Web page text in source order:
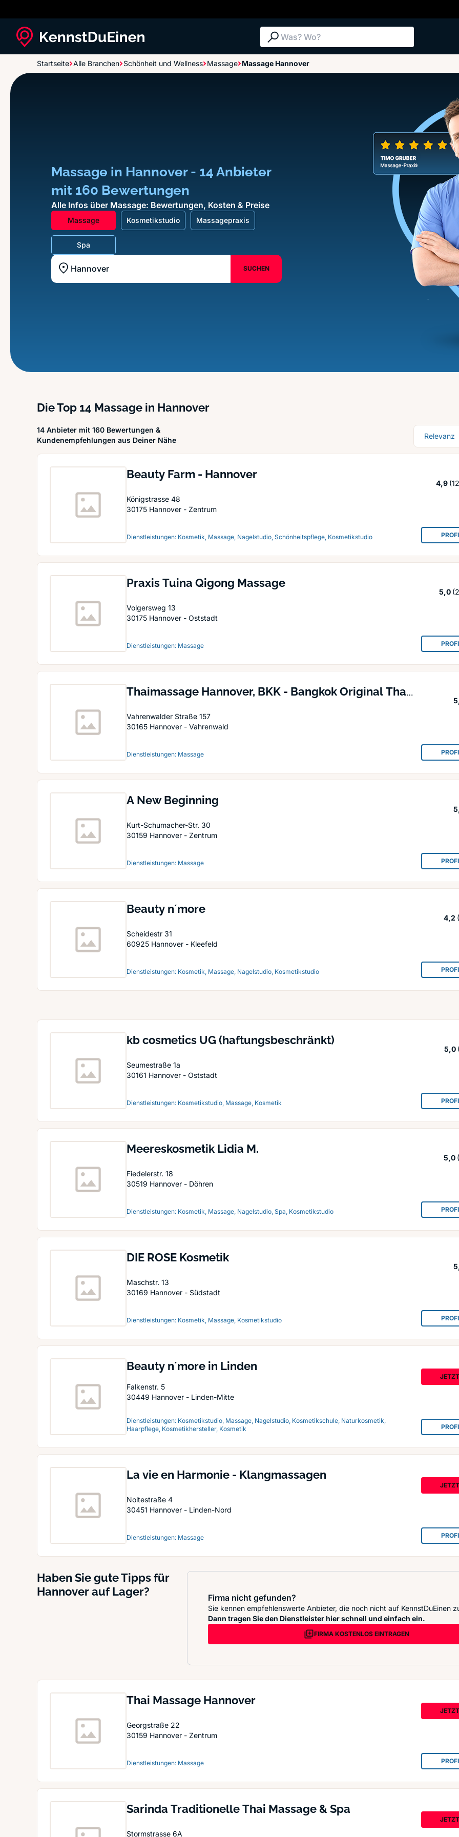
Suche: Was? Wo?
Startseite Alle Branchen Schönheit und Wellness Massage Massage Hannover
Massage in Hannover - 14 Anbieter
mit 160 Bewertungen
Alle Infos über Massage: Bewertungen, Kosten & Preise
Massage Kosmetikstudio Massagepraxis
Spa
Standort z.B. Frankfurt am Main
SUCHEN
Die Top 14 Massage in Hannover
14 Anbieter mit 160 Bewertungen &
Kundenempfehlungen aus Deiner Nähe
Sortierung
Beauty Farm - Hannover
Königstrasse 48
30175 Hannover - Zentrum
Dienstleistungen: Kosmetik, Massage, Nagelstudio, Schönheitspflege, Kosmetikstudio
4,9
Praxis Tuina Qigong Massage
Volgersweg 13
30175 Hannover - Oststadt
Dienstleistungen: Massage
5,0
Thaimassage Hannover, BKK - Bangkok Original Thai
Vahrenwalder Straße 157
30165 Hannover - Vahrenwald
Dienstleistungen: Massage
A New Beginning
Kurt-Schumacher-Str. 30
30159 Hannover - Zentrum
Dienstleistungen: Massage
Beauty n´more
Scheidestr 31
60925 Hannover - Kleefeld
Dienstleistungen: Kosmetik, Massage, Nagelstudio, Kosmetikstudio
4,2
kb cosmetics UG (haftungsbeschränkt)
Seumestraße 1a
30161 Hannover - Oststadt
Dienstleistungen: Kosmetikstudio, Massage, Kosmetik
5,0
Meereskosmetik Lidia M.
Fiedelerstr. 18
30519 Hannover - Döhren
Dienstleistungen: Kosmetik, Massage, Nagelstudio, Spa, Kosmetikstudio
5,0
DIE ROSE Kosmetik
Maschstr. 13
30169 Hannover - Südstadt
Dienstleistungen: Kosmetik, Massage, Kosmetikstudio
Beauty n´more in Linden
Falkenstr. 5
30449 Hannover - Linden-Mitte
Dienstleistungen: Kosmetikstudio, Massage, Nagelstudio, Kosmetikschule, Naturkosmetik,
Haarpflege, Kosmetikhersteller, Kosmetik
La vie en Harmonie - Klangmassagen
Noltestraße 4
30451 Hannover - Linden-Nord
Dienstleistungen: Massage
Haben Sie gute Tipps für
Hannover auf Lager?
Firma nicht gefunden?
Sie kennen empfehlenswerte Anbieter, die noch nicht auf KennstDuEinen
Dann tragen Sie den Dienstleister hier schnell und einfach ein.
FIRMA KOSTENLOS EINTRAGEN
Thai Massage Hannover
Georgstraße 22
30159 Hannover - Zentrum
Dienstleistungen: Massage
Sarinda Traditionelle Thai Massage & Spa
Stormstrasse 6A